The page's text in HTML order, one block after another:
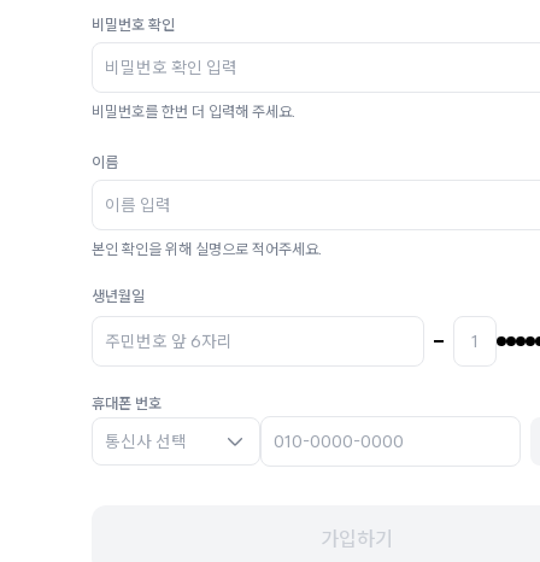
비밀번호 확인
비밀번호를 한번 더 입력해 주세요.
이름
본인 확인을 위해 실명으로 적어주세요.
생년월일
휴대폰 번호
통신사 선택
가입하기